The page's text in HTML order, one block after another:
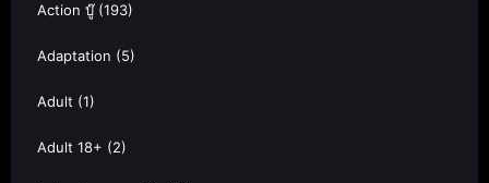
Action บู๊(193)
Adaptation (5)
Adult (1)
Adult 18+ (2)